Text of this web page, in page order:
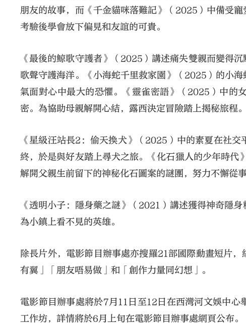
朋友的故事，而《千金貓咪落難記》（2025）中備受
考驗後學會放下偏見和友誼的可貴。
《最後的鯨歌守護者》（2025）講述痛失雙親而變得
歌聲守護海洋。《小海蛇千里救家園》（2025）的小
氣面對心中最大的恐懼。《靈雀密語》（2025）中的
密。為協助母親解開心結，露西決定冒險踏上揭秘旅程。
《星級汪站長2：偷天換犬》（2025）中的素夏在社
終，於是與好友踏上尋犬之旅。《化石獵人的少年時
解開父親生前留下的神秘化石圖案的謎團，努力不懈從
《透明小子：隱身藥之謎》（2021）講述獲得神奇隱
為小鎮上看不見的英雄。
除長片外，電影節目辦事處亦搜羅21部國際動畫短片
有翼」「朋友唔易做」和「創作力量同幻想」。
電影節目辦事處將於7月11日至12日在西灣河文娛中
工作坊，詳情將於6月上旬在電影節目辦事處網頁公布。